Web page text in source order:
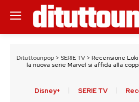
Dituttounpop> SERIE TV> Recensione
la nuova serie Marvel si affida alla
Disney+ SERIE TV